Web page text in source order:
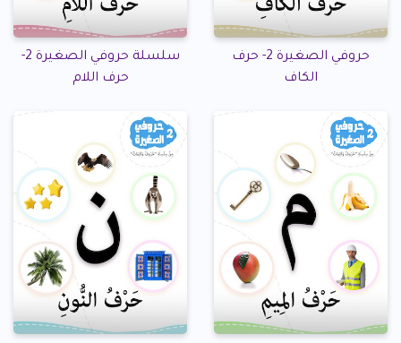
حروفي الصغيرة 2- حرف
الكاف
سلسلة حروفي الصغيرة 2-
حرف اللام